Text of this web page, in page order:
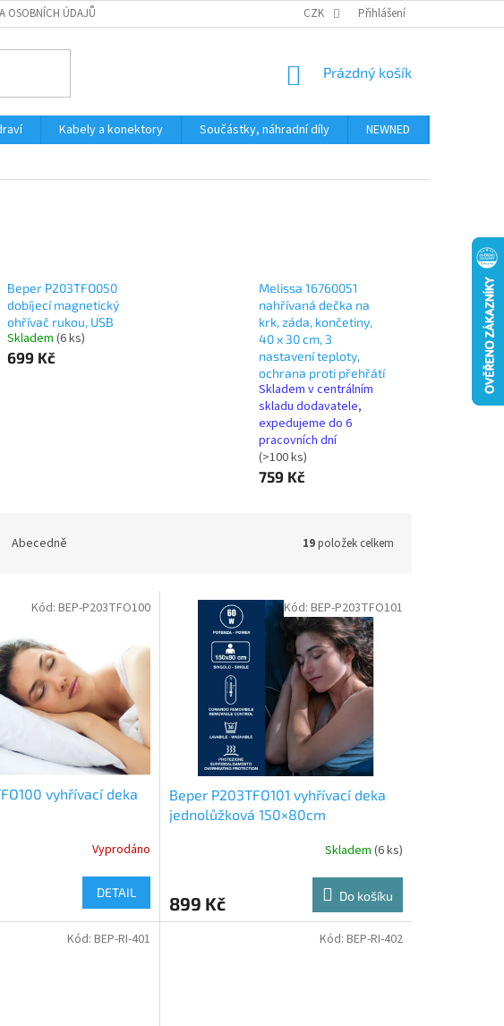
OSOBNÍCH ÚDAJŮ CZK Přihlášení
NÁKUPNÍ
Prázdný košík
Kabely a konektory Součástky, náhradní díly NEWNED
Beper P203TFO050
dobíjecí magnetický
ohřívač rukou, USB
Skladem (6 ks)
699 Kč
Melissa 16760051
nahřívaná dečka na
krk, záda, končetiny,
40 x 30 cm, 3
nastavení teploty,
ochrana proti přehřátí
Skladem v centrálním
skladu dodavatele,
expedujeme do 6
pracovních dní
(>100 ks)
759 Kč
Abecedně 19položek celkem
vyhřívací deka
Vyprodáno
DETAIL
Kód: BEP-P203TFO100
Beper P203TFO101 vyhřívací deka
jednolůžková 150×80cm
Skladem (6 ks)
899 Kč Do košíku
Kód: BEP-P203TFO101
Kód: BEP-RI-401 Kód: BEP-RI-402